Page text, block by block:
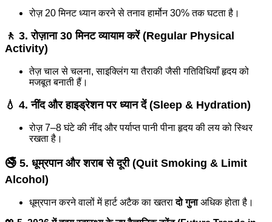
रोज़ 20 मिनट ध्यान करने से तनाव हार्मोन 30% तक घटता है।
🚶 3. रोज़ाना 30 मिनट व्यायाम करें (Regular Physical
Activity)
तेज़ चाल से चलना, साइक्लिंग या तैराकी जैसी गतिविधियाँ हृदय को
मजबूत बनाती हैं।
💧 4. नींद और हाइड्रेशन पर ध्यान दें (Sleep & Hydration)
रोज़ 7–8 घंटे की नींद और पर्याप्त पानी पीना हृदय की लय को स्थिर
रखता है।
🚭 5. धूम्रपान और शराब से दूरी (Quit Smoking & Limit
Alcohol)
धूम्रपान करने वालों में हार्ट अटैक का खतरादो गुनाअधिक होता है।